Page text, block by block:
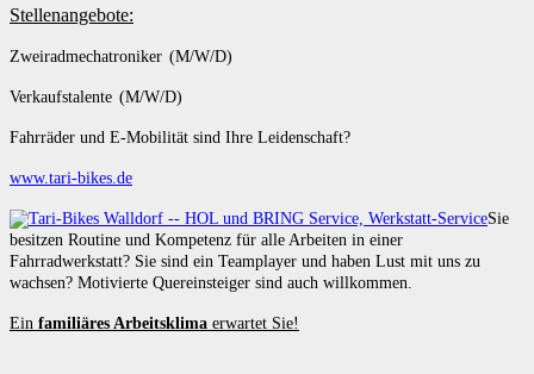
Stellenangebote:
Zweiradmechatroniker (M/W/D)
Verkaufstalente (M/W/D)
Fahrräder und E-Mobilität sind Ihre Leidenschaft?
www.tari-bikes.de
Sie
besitzen Routine und Kompetenz für alle Arbeiten in einer
Fahrradwerkstatt? Sie sind ein Teamplayer und haben Lust mit uns zu
wachsen? Motivierte Quereinsteiger sind auch willkommen.
Ein familiäres Arbeitsklima erwartet Sie!